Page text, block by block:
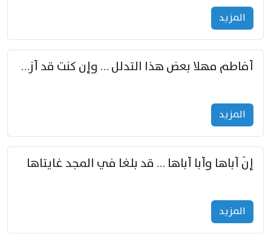
المزید
أفاطم مهلا بعض هذا التدلل … وإن كنت قد أزمعت صرمي فأجملي
المزید
إنّ أباها وأبا أباها … قد بلغا في المجد غايتاها
المزید